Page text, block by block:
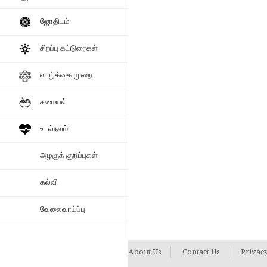
ஜோதிடம்
சிறப்பு கட்டுரைகள்
வாழ்க்கை முறை
சமையல்
உடல்நலம்
அழகுக் குறிப்புகள்
கல்வி
வேலைவாய்ப்பு
About Us Contact Us